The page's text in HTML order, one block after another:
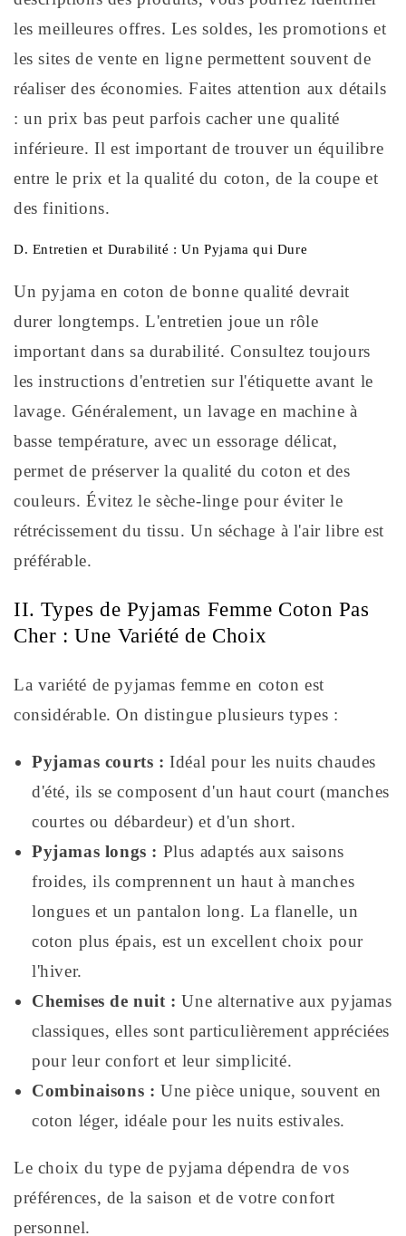
les meilleures offres. Les soldes, les promotions et
les sites de vente en ligne permettent souvent de
réaliser des économies. Faites attention aux détails
: un prix bas peut parfois cacher une qualité
inférieure. Il est important de trouver un équilibre
entre le prix et la qualité du coton, de la coupe et
des finitions.
D. Entretien et Durabilité : Un Pyjama qui Dure
Un pyjama en coton de bonne qualité devrait
durer longtemps. L'entretien joue un rôle
important dans sa durabilité. Consultez toujours
les instructions d'entretien sur l'étiquette avant le
lavage. Généralement, un lavage en machine à
basse température, avec un essorage délicat,
permet de préserver la qualité du coton et des
couleurs. Évitez le sèche-linge pour éviter le
rétrécissement du tissu. Un séchage à l'air libre est
préférable.
II. Types de Pyjamas Femme Coton Pas
Cher : Une Variété de Choix
La variété de pyjamas femme en coton est
considérable. On distingue plusieurs types :
Pyjamas courts : Idéal pour les nuits chaudes
d'été, ils se composent d'un haut court (manches
courtes ou débardeur) et d'un short.
Pyjamas longs : Plus adaptés aux saisons
froides, ils comprennent un haut à manches
longues et un pantalon long. La flanelle, un
coton plus épais, est un excellent choix pour
l'hiver.
Chemises de nuit : Une alternative aux pyjamas
classiques, elles sont particulièrement appréciées
pour leur confort et leur simplicité.
Combinaisons : Une pièce unique, souvent en
coton léger, idéale pour les nuits estivales.
Le choix du type de pyjama dépendra de vos
préférences, de la saison et de votre confort
personnel.